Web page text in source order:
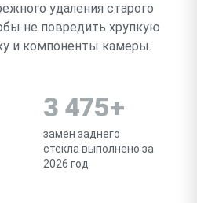
удаления старого
не повредить хрупкую
и компоненты камеры.
3 475+
замен заднего
стекла выполнено за
2026 год